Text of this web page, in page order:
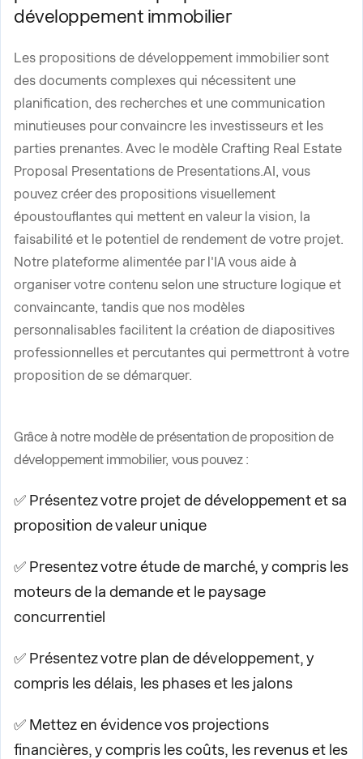
développement immobilier
Les propositions de développement immobilier sont
des documents complexes qui nécessitent une
planification, des recherches et une communication
minutieuses pour convaincre les investisseurs et les
parties prenantes. Avec le modèle Crafting Real Estate
Proposal Presentations de Presentations.AI, vous
pouvez créer des propositions visuellement
époustouflantes qui mettent en valeur la vision, la
faisabilité et le potentiel de rendement de votre projet.
Notre plateforme alimentée par l'IA vous aide à
organiser votre contenu selon une structure logique et
convaincante, tandis que nos modèles
personnalisables facilitent la création de diapositives
professionnelles et percutantes qui permettront à votre
proposition de se démarquer.
Grâce à notre modèle de présentation de proposition de
développement immobilier, vous pouvez :
✅ Présentez votre projet de développement et sa
proposition de valeur unique
✅ Presentez votre étude de marché, y compris les
moteurs de la demande et le paysage
concurrentiel
✅ Présentez votre plan de développement, y
compris les délais, les phases et les jalons
✅ Mettez en évidence vos projections
financières, y compris les coûts, les revenus et les